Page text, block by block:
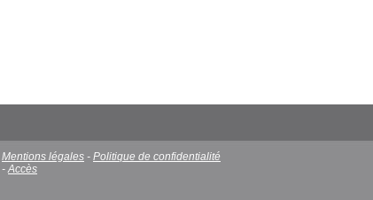
Mentions légales - Politique de confidentialité
-Accès